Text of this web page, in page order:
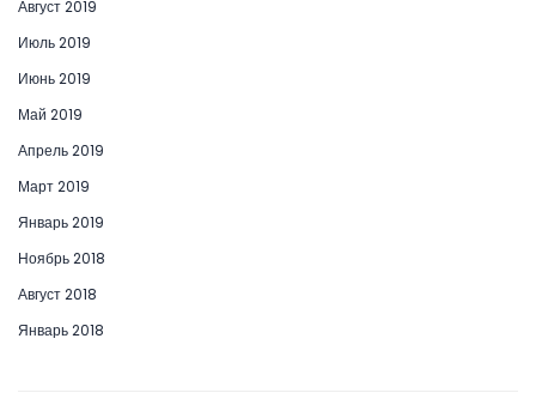
Август 2019
Июль 2019
Июнь 2019
Май 2019
Апрель 2019
Март 2019
Январь 2019
Ноябрь 2018
Август 2018
Январь 2018